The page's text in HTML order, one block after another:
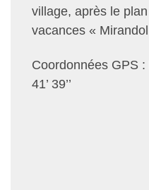
village, après le
vacances «
Coordonnées GPS :
41’ 39’’